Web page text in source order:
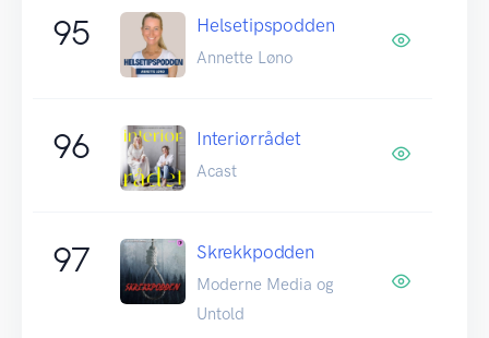
95 Helsetipspodden
Annette Løno
96 Interiørrådet
Acast
97 Skrekkpodden
Moderne Media og
Untold